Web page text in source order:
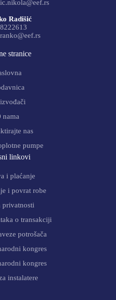
Radišić
stranice
nama
nas
pumpe
linkovi
i plaćanje
i povrat robe
privatnosti
o transakciji
potrošača
kongres
kongres
instalatere